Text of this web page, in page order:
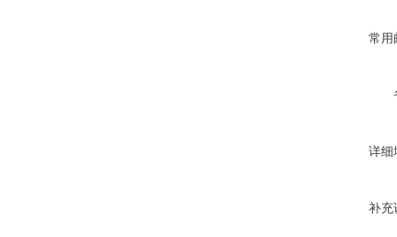
常用
详细
补充